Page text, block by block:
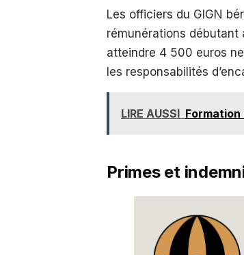
Les officiers du GIGN
rémunérations
atteindre 4 500 euros
les responsabilités
LIRE AUSSI
Primes et